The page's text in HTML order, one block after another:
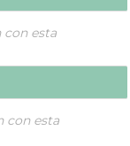
con esta
con esta